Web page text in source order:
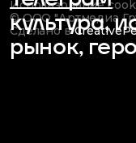
культура,
рынок,
Использование
© ООО "Артмедиа
Сделано в